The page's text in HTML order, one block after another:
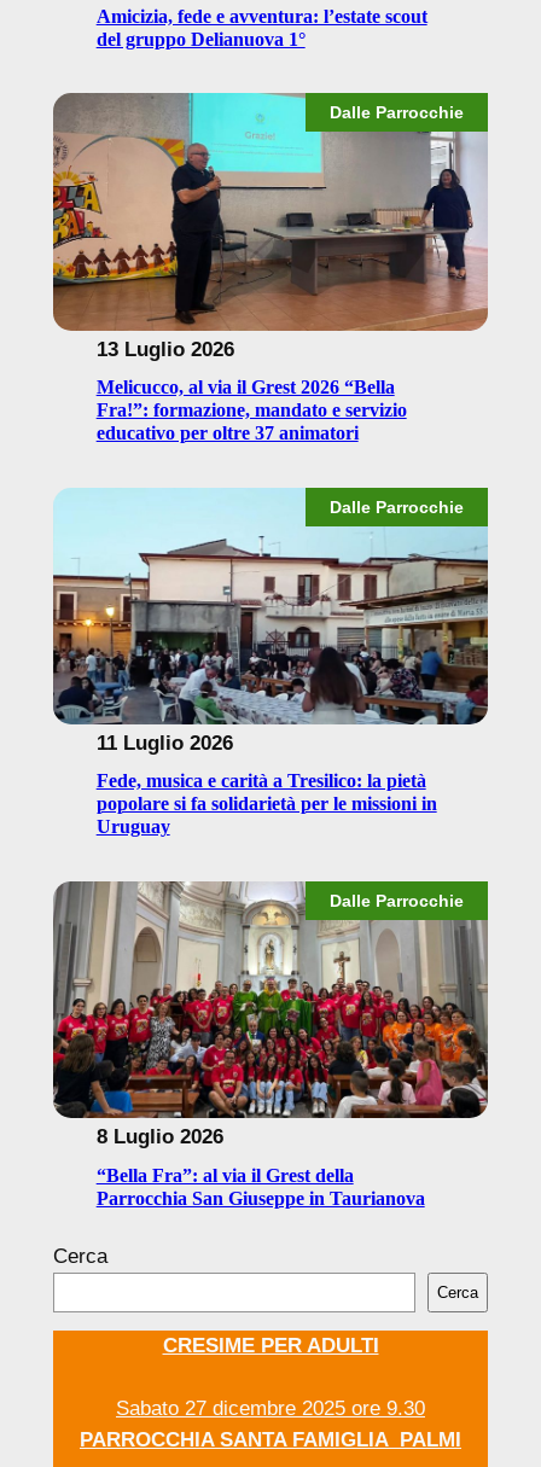
Amicizia, fede e avventura: l’estate scout
del gruppo Delianuova 1°
Dalle Parrocchie
13 Luglio 2026
Melicucco, al via il Grest 2026 “Bella
Fra!”: formazione, mandato e servizio
educativo per oltre 37 animatori
Dalle Parrocchie
11 Luglio 2026
Fede, musica e carità a Tresilico: la pietà
popolare si fa solidarietà per le missioni in
Uruguay
Dalle Parrocchie
8 Luglio 2026
“Bella Fra”: al via il Grest della
Parrocchia San Giuseppe in Taurianova
Cerca
Cerca
CRESIME PER ADULTI
Sabato 27 dicembre 2025 ore 9.30
PARROCCHIA SANTA FAMIGLIA PALMI